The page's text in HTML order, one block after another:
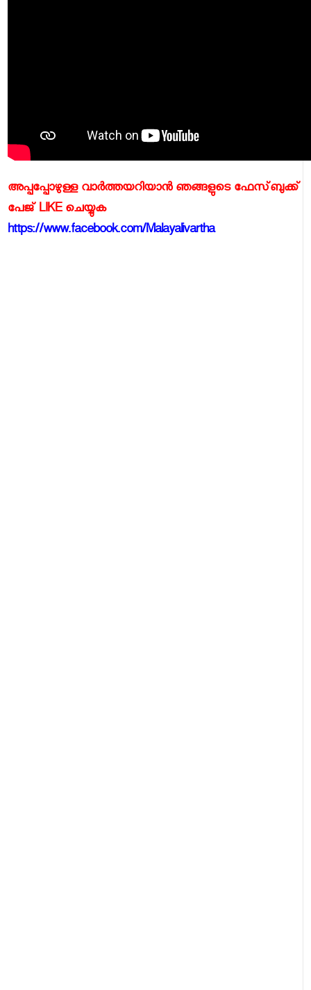
അപ്പപ്പോഴുള്ള വാര്‍ത്തയറിയാന്‍ ഞങ്ങളുടെ ഫേസ്‌ബുക്ക്‌
പേജ് LIKE ചെയ്യുക
https://www.facebook.com/Malayalivartha